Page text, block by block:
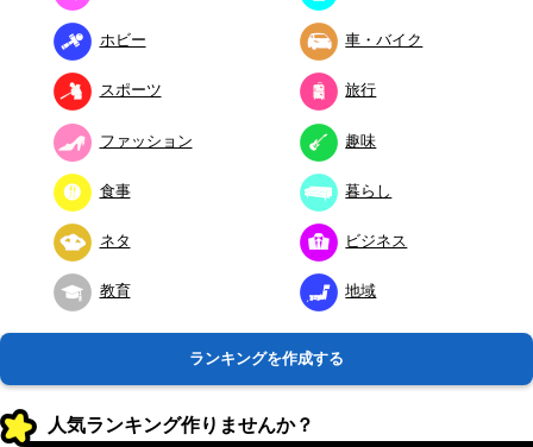
ホビー 車・バイク
スポーツ 旅行
ファッション 趣味
食事 暮らし
ネタ ビジネス
教育 地域
ランキングを作成する
人気ランキング作りませんか？